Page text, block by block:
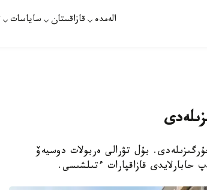
الەمدە قازاقستان ساياسات
بۇل تۋرالى ەربولات دوسيەۆ
حابارلايدى قازاقپارات ءتىلشىسى.